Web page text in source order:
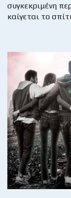
συγκεκριμένη
καίγεται το